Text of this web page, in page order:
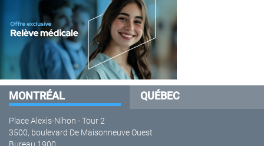
MONTRÉAL QUÉBEC
Place Alexis-Nihon - Tour 2
3500, boulevard De Maisonneuve Ouest